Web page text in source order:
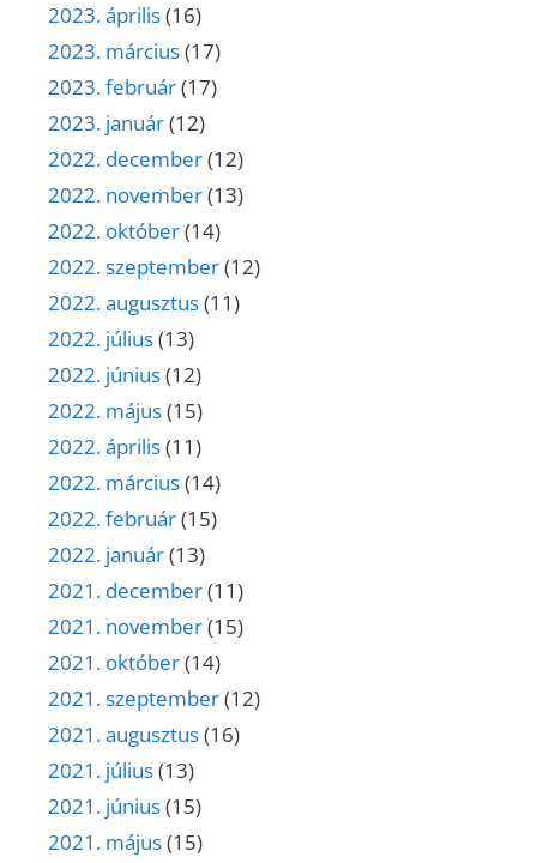
2023. április(16)
2023. március(17)
2023. február(17)
2023. január(12)
2022. december(12)
2022. november(13)
2022. október(14)
2022. szeptember(12)
2022. augusztus(11)
2022. július(13)
2022. június(12)
2022. május(15)
2022. április(11)
2022. március(14)
2022. február(15)
2022. január(13)
2021. december(11)
2021. november(15)
2021. október(14)
2021. szeptember(12)
2021. augusztus(16)
2021. július(13)
2021. június(15)
2021. május(15)